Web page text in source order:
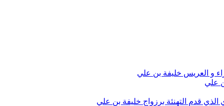
و العريس خليفة بن علي
علي
قدم التهنئة برزواج خليفة بن علي